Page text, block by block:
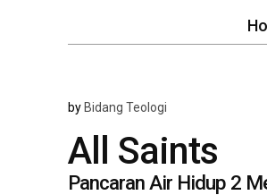
by Bidang Teologi
All Saints
Pancaran Air Hidup 2